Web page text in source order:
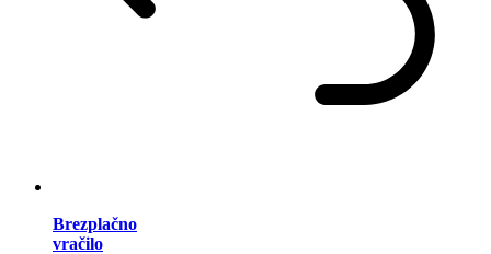
Brezplačno
vračilo